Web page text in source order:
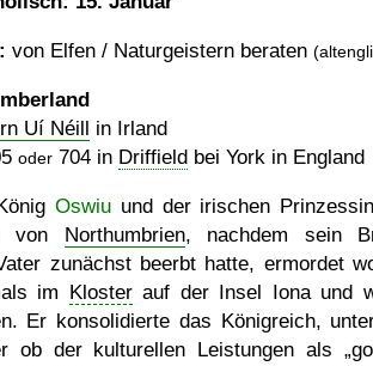
von Elfen / Naturgeistern beraten
Uí Néill in Irland
oder 704 in Driffield bei York in England
Oswiu und der irischen
von Northumbrien, nachdem sein
zunächst beerbt hatte, ermordet
im Klosterauf der Insel Iona und
Er konsolidierte das Königreich,
ob der kulturellen Leistungen als